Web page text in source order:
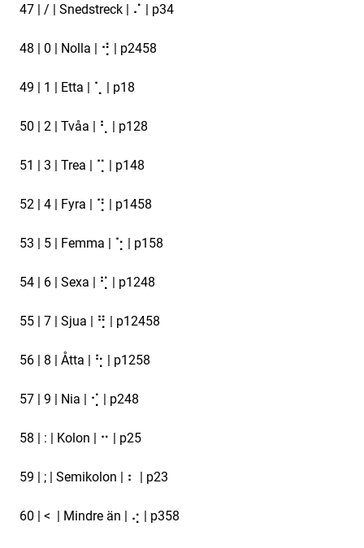
47 | / | Snedstreck | ⠌ | p34
48 | 0 | Nolla | ⢚ | p2458
49 | 1 | Etta | ⢁ | p18
50 | 2 | Tvåa | ⢃ | p128
51 | 3 | Trea | ⢉ | p148
52 | 4 | Fyra | ⢙ | p1458
53 | 5 | Femma | ⢑ | p158
54 | 6 | Sexa | ⢋ | p1248
55 | 7 | Sjua | ⢛ | p12458
56 | 8 | Åtta | ⢓ | p1258
57 | 9 | Nia | ⢊ | p248
58 | : | Kolon | ⠒ | p25
59 | ; | Semikolon | ⠆ | p23
60 | < | Mindre än | ⢔ | p358